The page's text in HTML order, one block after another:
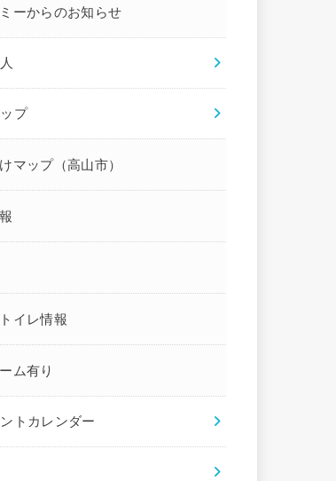
ーからのお知らせ
プ
マップ（高山市）
イレ情報
ム有り
トカレンダー